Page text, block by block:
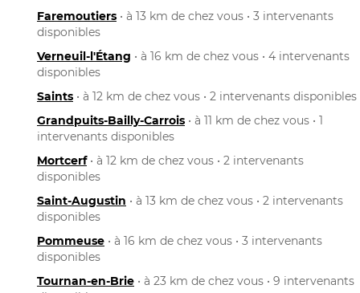
Faremoutiers • à 13 km de chez vous • 3 intervenants
disponibles
Verneuil-l'Étang • à 16 km de chez vous • 4 intervenants
disponibles
Saints • à 12 km de chez vous • 2 intervenants disponibles
Grandpuits-Bailly-Carrois • à 11 km de chez vous • 1
intervenants disponibles
Mortcerf• à 12 km de chez vous • 2 intervenants
disponibles
Saint-Augustin • à 13 km de chez vous • 2 intervenants
disponibles
Pommeuse • à 16 km de chez vous • 3 intervenants
disponibles
Tournan-en-Brie • à 23 km de chez vous • 9 intervenants